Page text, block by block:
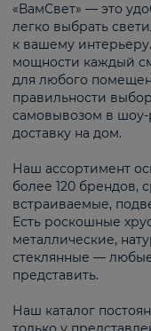
«ВамСвет» — это
легко выбрать
к вашему
мощности каждый
для любого
правильности
самовывозом в шоу-
доставку на дом.
Наш ассортимент
более 120 брендов,
встраиваемые,
Есть роскошные
металлические,
стеклянные —
представить.
Наш каталог